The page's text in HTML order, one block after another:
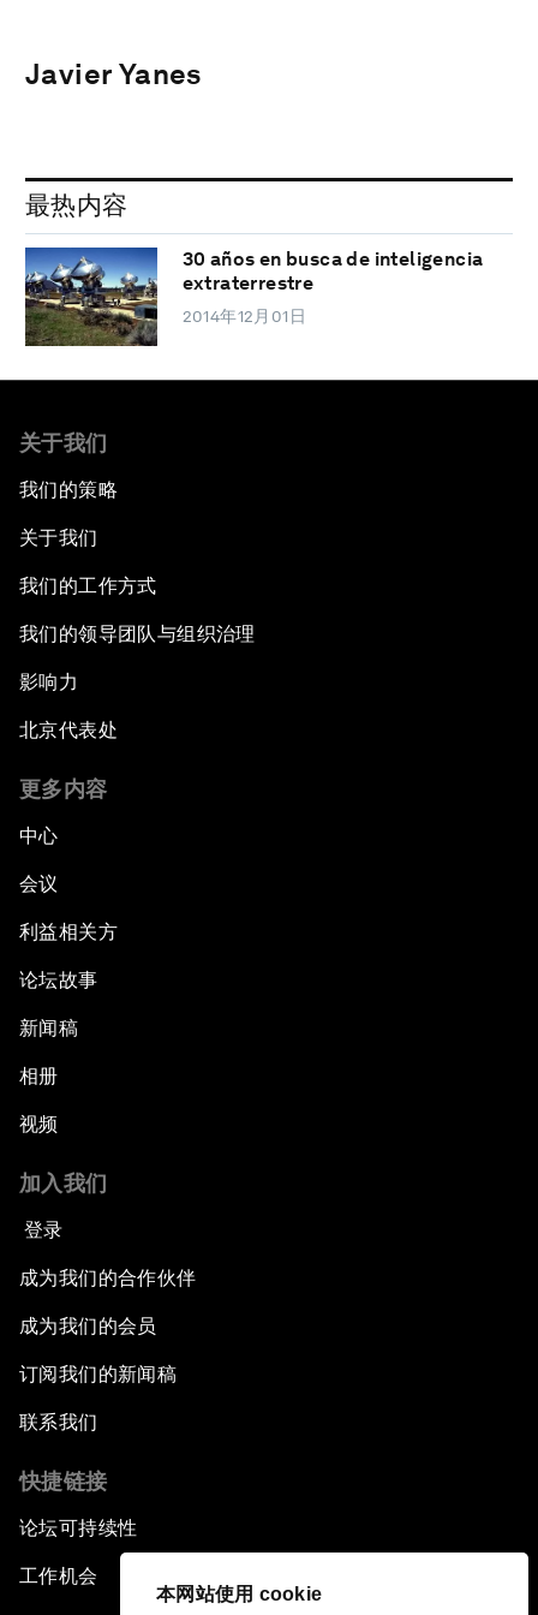
本网站使用 cookie
Javier Yanes
最热内容
30 años en busca de inteligencia
extraterrestre
2014年12月01日
关于我们
我们的策略
关于我们
我们的工作方式
我们的领导团队与组织治理
影响力
北京代表处
更多内容
中心
会议
利益相关方
论坛故事
新闻稿
相册
视频
加入我们
登录
成为我们的合作伙伴
成为我们的会员
订阅我们的新闻稿
联系我们
快捷链接
论坛可持续性
工作机会